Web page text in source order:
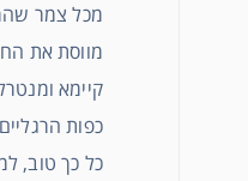
מכל צמר
מווסת את
קיימא
כפות
כל כך טוב,